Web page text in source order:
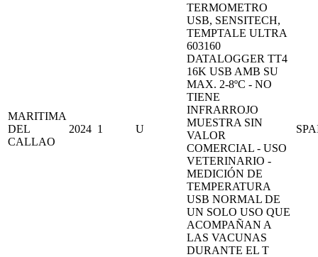
MARITIMA
DEL
CALLAO
2024 1 U
TERMOMETRO
USB, SENSITECH,
TEMPTALE ULTRA
603160
DATALOGGER TT4
16K USB AMB SU
MAX. 2-8ºC - NO
TIENE
INFRARROJO
MUESTRA SIN
VALOR
COMERCIAL - USO
VETERINARIO -
MEDICIÓN DE
TEMPERATURA
USB NORMAL DE
UN SOLO USO QUE
ACOMPAÑAN A
LAS VACUNAS
DURANTE EL T